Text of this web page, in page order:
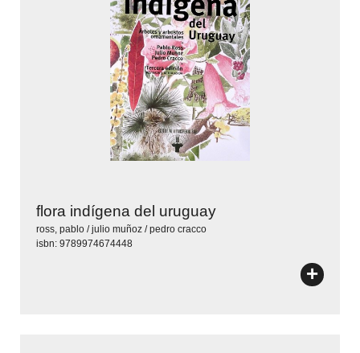
flora indígena del uruguay
ross, pablo / julio muñoz / pedro cracco
isbn: 9789974674448
+